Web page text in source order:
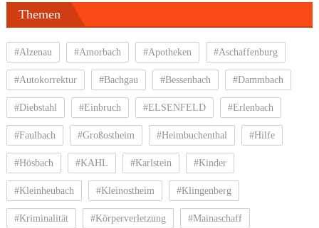
Themen
#Alzenau #Amorbach #Apotheken #Aschaffenburg
#Autokorrektur #Bachgau #Bessenbach #Dammbach
#Diebstahl #Einbruch #ELSENFELD #Erlenbach
#Faulbach #Großostheim #Heimbuchenthal #Hilfe
#Hösbach #KAHL #Karlstein #Kinder
#Kleinheubach #Kleinostheim #Klingenberg
#Kriminalität #Körperverletzung #Mainaschaff